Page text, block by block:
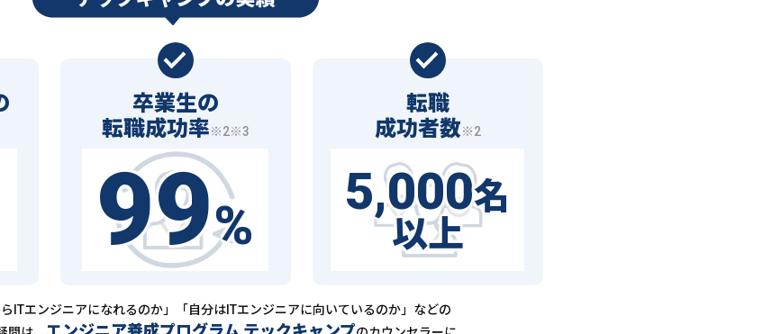
卒業生の
転職成功率※2※3
99%
転職
成功者数※2
5,000名
以上
らITエンジニアになれるのか」「自分はITエンジニアに向いているのか」などの